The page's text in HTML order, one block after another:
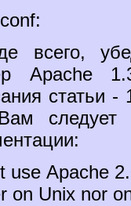
всего,
Apache
статьи
следует
use Apache
on Unix nor